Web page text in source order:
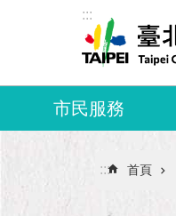
跳到主要內容區塊
:::
市民服務
::: 首頁